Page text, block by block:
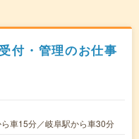
付・管理のお仕事
車15分／岐阜駅から車30分